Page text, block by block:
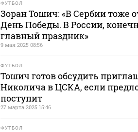
ФУТБОЛ
Зоран Тошич: «В Сербии тоже
День Победы. В России,
главный праздник»
9 мая 2025 08:56
ФУТБОЛ
Тошич готов обсудить
Николича в ЦСКА, если
поступит
27 марта 2025 15:46
ФУТБОЛ